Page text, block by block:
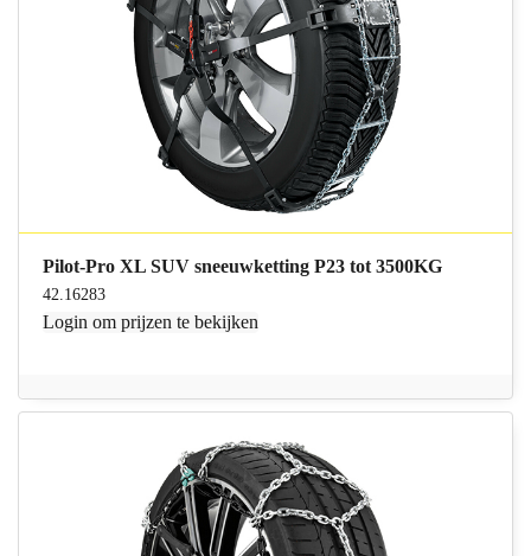
Pilot-Pro XL SUV sneeuwketting P23 tot 3500KG
42.16283
Login om prijzen te bekijken